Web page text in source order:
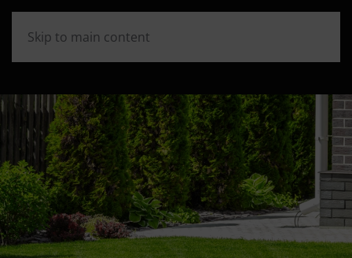
Skip to main content